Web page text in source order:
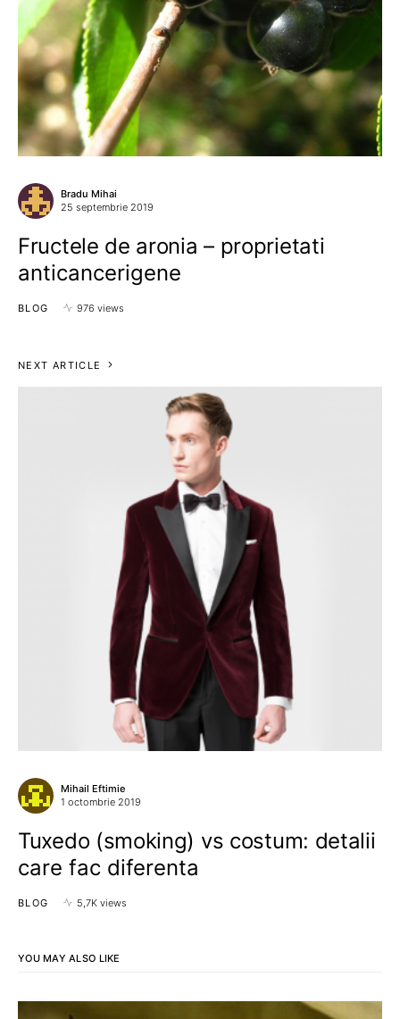
Bradu Mihai
25 septembrie 2019
Fructele de aronia – proprietati
anticancerigene
BLOG 976 views
NEXT ARTICLE
Mihail Eftimie
1 octombrie 2019
Tuxedo (smoking) vs costum: detalii
care fac diferenta
BLOG 5,7K views
YOU MAY ALSO LIKE